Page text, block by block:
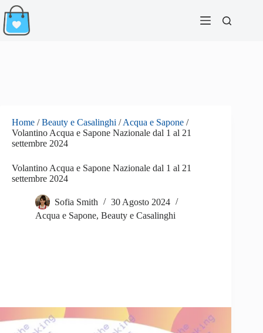
Salta
al
contenuto
Home /Beauty e Casalinghi /Acqua e Sapone /
Volantino Acqua e Sapone Nazionale dal 1 al 21
settembre 2024
Volantino Acqua e Sapone Nazionale dal 1 al 21
settembre 2024
Sofia Smith
30 Agosto 2024
Acqua e Sapone, Beauty e Casalinghi